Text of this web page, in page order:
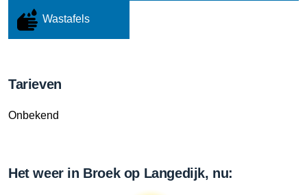
Wastafels
Tarieven
Onbekend
Het weer in Broek op Langedijk, nu: